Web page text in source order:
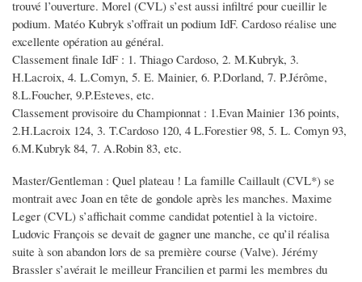
trouvé l’ouverture. Morel (CVL) s’est aussi infiltré pour cueillir le
podium. Matéo Kubryk s’offrait un podium IdF. Cardoso réalise une
excellente opération au général.
Classement finale IdF : 1. Thiago Cardoso, 2. M.Kubryk, 3.
H.Lacroix, 4. L.Comyn, 5. E. Mainier, 6. P.Dorland, 7. P.Jérôme,
8.L.Foucher, 9.P.Esteves, etc.
Classement provisoire du Championnat : 1.Evan Mainier 136 points,
2.H.Lacroix 124, 3. T.Cardoso 120, 4 L.Forestier 98, 5. L. Comyn 93,
6.M.Kubryk 84, 7. A.Robin 83, etc.
Master/Gentleman : Quel plateau ! La famille Caillault (CVL*) se
montrait avec Joan en tête de gondole après les manches. Maxime
Leger (CVL) s’affichait comme candidat potentiel à la victoire.
Ludovic François se devait de gagner une manche, ce qu’il réalisa
suite à son abandon lors de sa première course (Valve). Jérémy
Brassler s’avérait le meilleur Francilien et parmi les membres du